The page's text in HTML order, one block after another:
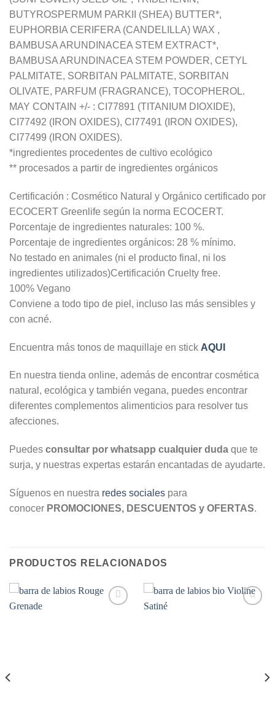
BUTYROSPERMUM PARKII (SHEA) BUTTER*,
EUPHORBIA CERIFERA (CANDELILLA) WAX ,
BAMBUSA ARUNDINACEA STEM EXTRACT*,
BAMBUSA ARUNDINACEA STEM POWDER, CETYL
PALMITATE, SORBITAN PALMITATE, SORBITAN
OLIVATE, PARFUM (FRAGRANCE), TOCOPHEROL.
MAY CONTAIN +/- : CI77891 (TITANIUM DIOXIDE),
CI77492 (IRON OXIDES), CI77491 (IRON OXIDES),
CI77499 (IRON OXIDES).
*ingredientes procedentes de cultivo ecológico
** procesados a partir de ingredientes orgánicos
Certificación : Cosmético Natural y Orgánico certificado por
ECOCERT Greenlife según la norma ECOCERT.
Porcentaje de ingredientes naturales: 100 %.
Porcentaje de ingredientes orgánicos: 28 % mínimo.
No testado en animales (ni el producto final, ni los
ingredientes utilizados)Certificación Cruelty free.
100% Vegano
Conviene a todo tipo de piel, incluso las más sensibles y
con acné.
Encuentra más tonos de maquillaje en stick AQUI
En nuestra tienda online, además de encontrar cosmética
natural, ecológica y también vegana, puedes encontrar
diferentes complementos alimenticios para resolver tus
afecciones.
Puedes consultar por whatsapp cualquier duda que te
surja, y nuestras expertas estarán encantadas de ayudarte.
Síguenos en nuestra redes sociales para
conocer PROMOCIONES, DESCUENTOS y OFERTAS.
PRODUCTOS RELACIONADOS